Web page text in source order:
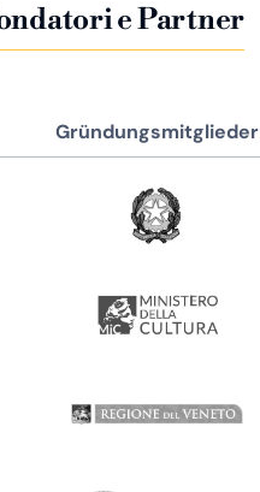
e Partner
Gründungsmitglieder